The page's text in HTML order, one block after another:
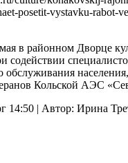
posetit-vystavku-rabot-
в районном Дворце
содействии
обслуживания
Кольской АЭС
14:50 | Автор: Ирина